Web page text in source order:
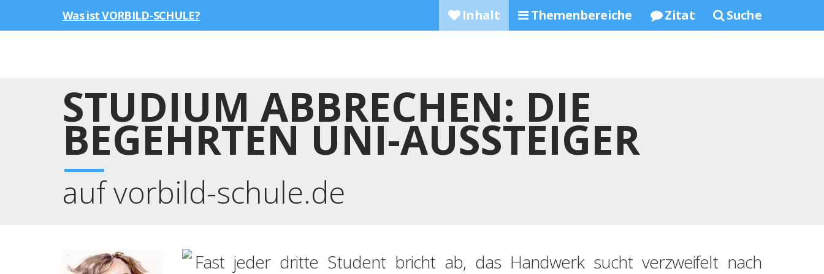
Was ist VORBILD-SCHULE? Inhalt Themenbereiche Zitat Suche
STUDIUM ABBRECHEN: DIE
BEGEHRTEN UNI-AUSSTEIGER
auf vorbild-schule.de
Fast jeder dritte Student bricht ab, das Handwerk sucht verzweifelt nach